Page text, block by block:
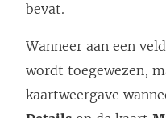
bevat.
Wanneer aan een
wordt toegewezen,
kaartweergave